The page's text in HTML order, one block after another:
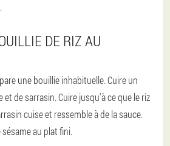
DE RIZ AU
une bouillie inhabituelle. Cuire un
et de sarrasin. Cuire jusqu'à ce que le riz
cuise et ressemble à de la sauce.
au plat fini.